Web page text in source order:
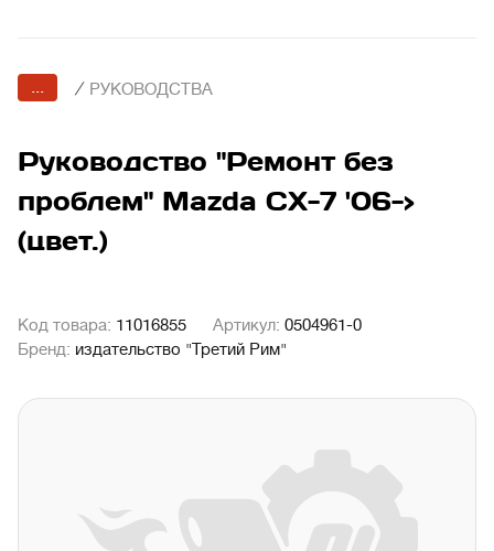
... / РУКОВОДСТВА
Руководство "Ремонт без
проблем" Mazda CX-7 '06->
(цвет.)
Код товара: 11016855 Артикул: 0504961-0
Бренд: издательство "Третий Рим"